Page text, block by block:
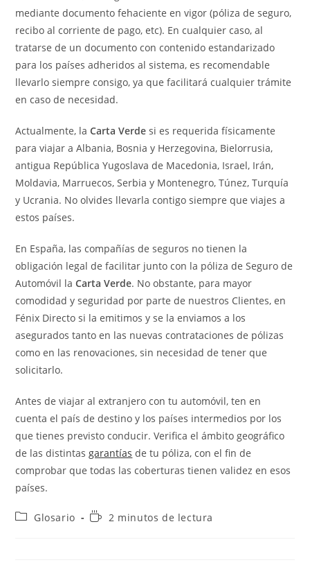
mediante documento fehaciente en vigor (póliza de seguro,
recibo al corriente de pago, etc). En cualquier caso, al
tratarse de un documento con contenido estandarizado
para los países adheridos al sistema, es recomendable
llevarlo siempre consigo, ya que facilitará cualquier trámite
en caso de necesidad.
Actualmente, la Carta Verde si es requerida físicamente
para viajar a Albania, Bosnia y Herzegovina, Bielorrusia,
antigua República Yugoslava de Macedonia, Israel, Irán,
Moldavia, Marruecos, Serbia y Montenegro, Túnez, Turquía
y Ucrania. No olvides llevarla contigo siempre que viajes a
estos países.
En España, las compañías de seguros no tienen la
obligación legal de facilitar junto con la póliza de Seguro de
Automóvil laCarta Verde. No obstante, para mayor
comodidad y seguridad por parte de nuestros Clientes, en
Fénix Directo si la emitimos y se la enviamos a los
asegurados tanto en las nuevas contrataciones de pólizas
como en las renovaciones, sin necesidad de tener que
solicitarlo.
Antes de viajar al extranjero con tu automóvil, ten en
cuenta el país de destino y los países intermedios por los
que tienes previsto conducir. Verifica el ámbito geográfico
de las distintasgarantías de tu póliza, con el fin de
comprobar que todas las coberturas tienen validez en esos
países.
Categoría
Glosario
Tiempo2 minutos de lectura